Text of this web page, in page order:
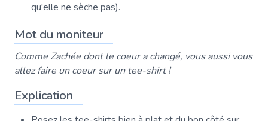
qu'elle ne sèche pas).
Mot du moniteur
Comme Zachée dont le coeur a changé, vous aussi vous
allez faire un coeur sur un tee-shirt !
Explication